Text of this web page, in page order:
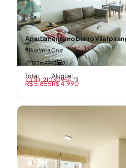
Apartamento no bairro Vila
Rua Vera Cruz
125m²
3 2
Total
R$ 5.855
Aluguel
R$ 4.990
CÓD: 21030954